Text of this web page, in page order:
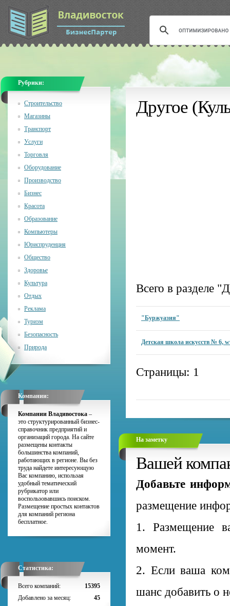
Другое
Всего в разделе
"Буржуазия"
Детская школа искусств № 6,
Страницы: 1
На заметку
Вашей
Добавьте
размещение
1. Размещение
момент.
2. Если ваша
шанс добавить о
Рубрики:
Строительство
Магазины
Транспорт
Услуги
Торговля
Оборудование
Производство
Бизнес
Красота
Образование
Компьютеры
Юриспруденция
Общество
Здоровье
Культура
Отдых
Реклама
Туризм
Безопасность
Природа
Компании:
Компании Владивостока –
это структурированный бизнес-
справочник предприятий и
организаций города. На сайте
размещены контакты
большинства компаний,
работающих в регионе. Вы без
труда найдете интересующую
Вас компанию, использая
удобный тематический
рубрикатор или
воспользовавшись поиском.
Размещение простых контактов
для компаний региона
бесплатное.
Статистика:
Всего компаний:
15395
Добавлено за месяц:
45